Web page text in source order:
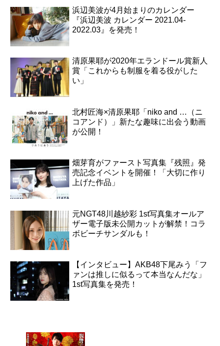
浜辺美波が4月始まりのカレンダー
『浜辺美波 カレンダー 2021.04-
2022.03』を発売！
清原果耶が2020年エランドール賞新人
賞「これからも制服を着る役がした
い」
北村匠海×清原果耶「niko and …（ニ
コアンド）」新たな趣味に出会う動画
が公開！
畑芽育がファースト写真集『残照』発
売記念イベントを開催！「大切に作り
上げた作品」
元NGT48川越紗彩 1st写真集オールア
ザー電子版未公開カットが解禁！コラ
ボビーチサンダルも！
【インタビュー】AKB48下尾みう「フ
ァンは推しに似るって本当なんだな」
1st写真集を発売！